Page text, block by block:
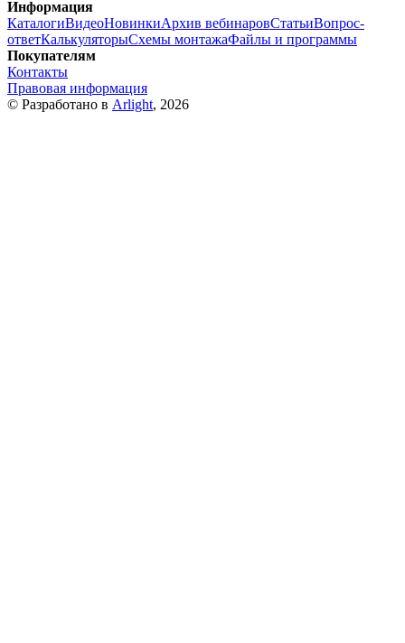
Информация
КаталогиВидеоНовинкиАрхив вебинаровСтатьиВопрос-
ответКалькуляторыСхемы монтажаФайлы и программы
Покупателям
Контакты
Правовая информация
© Разработано в Arlight, 2026